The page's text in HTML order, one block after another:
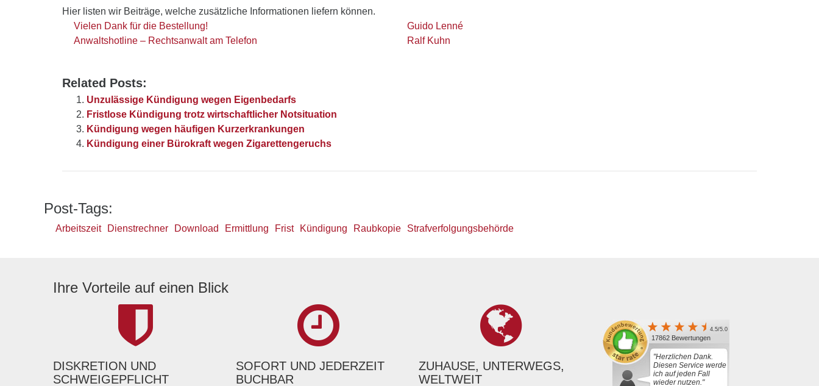
Hier listen wir Beiträge, welche zusätzliche Informationen liefern können.
Vielen Dank für die Bestellung!
Anwaltshotline – Rechtsanwalt am Telefon
Guido Lenné
Ralf Kuhn
Related Posts:
Unzulässige Kündigung wegen Eigenbedarfs
Fristlose Kündigung trotz wirtschaftlicher Notsituation
Kündigung wegen häufigen Kurzerkrankungen
Kündigung einer Bürokraft wegen Zigarettengeruchs
Post-Tags:
Arbeitszeit Dienstrechner Download Ermittlung Frist Kündigung Raubkopie Strafverfolgungsbehörde
Ihre Vorteile auf einen Blick
DISKRETION UND
SCHWEIGEPFLICHT
SOFORT UND JEDERZEIT
BUCHBAR
ZUHAUSE, UNTERWEGS,
WELTWEIT
4.5/5.0
17862 Bewertungen
"Herzlichen Dank.
Diesen Service werde
ich auf jeden Fall
wieder nutzen."